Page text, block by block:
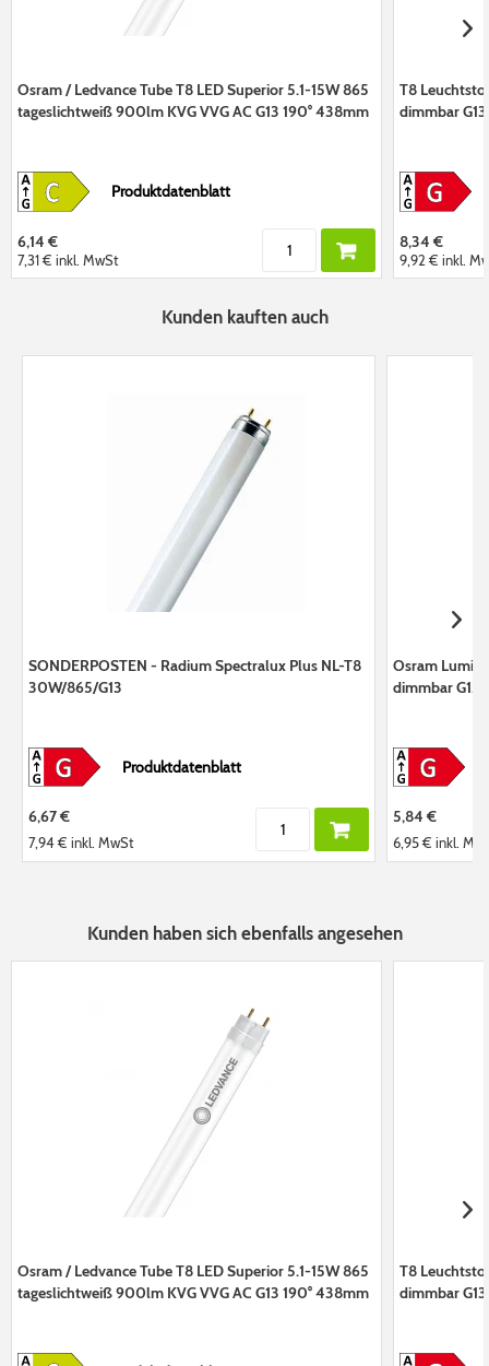
Osram / Ledvance Tube T8 LED Superior 5.1-15W 865
tageslichtweiß 900lm KVG VVG AC G13 190° 438mm
Produktdatenblatt
6,14 €
7,31 € inkl. MwSt
T8
dimmbar
8,34 €
9,92 €inkl.
Kunden kauften auch
SONDERPOSTEN - Radium Spectralux Plus NL-T8
30W/865/G13
Produktdatenblatt
6,67 €
7,94 € inkl. MwSt
Osram
dimmbar G13
5,84 €
6,95 €inkl.
Kunden haben sich ebenfalls angesehen
Osram / Ledvance Tube T8 LED Superior 5.1-15W 865
tageslichtweiß 900lm KVG VVG AC G13 190° 438mm
T8
dimmbar